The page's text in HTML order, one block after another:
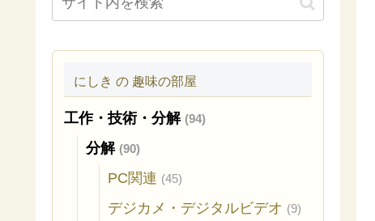
にしき の 趣味の部屋
工作・技術・分解 (94)
分解 (90)
PC関連 (45)
デジカメ・デジタルビデオ (9)